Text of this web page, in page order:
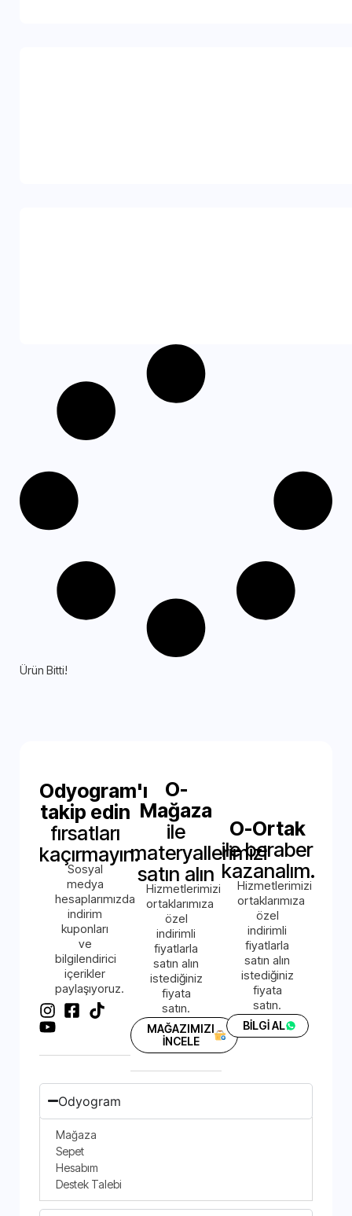
Ürün Bitti!
Odyogram'ı
takip edin
fırsatları
kaçırmayın.
Sosyal
medya
hesaplarımızda
indirim
kuponları
ve
bilgilendirici
içerikler
paylaşıyoruz.
O-
Mağaza
ile
materyallerimizi
satın alın
Hizmetlerimizi
ortaklarımıza
özel
indirimli
fiyatlarla
satın alın
istediğiniz
fiyata
satın.
MAĞAZIMIZI
İNCELE
O-Ortak
ile beraber
kazanalım.
Hizmetlerimizi
ortaklarımıza
özel
indirimli
fiyatlarla
satın alın
istediğiniz
fiyata
satın.
BİLGİ AL
Odyogram
Mağaza
Sepet
Hesabım
Destek Talebi